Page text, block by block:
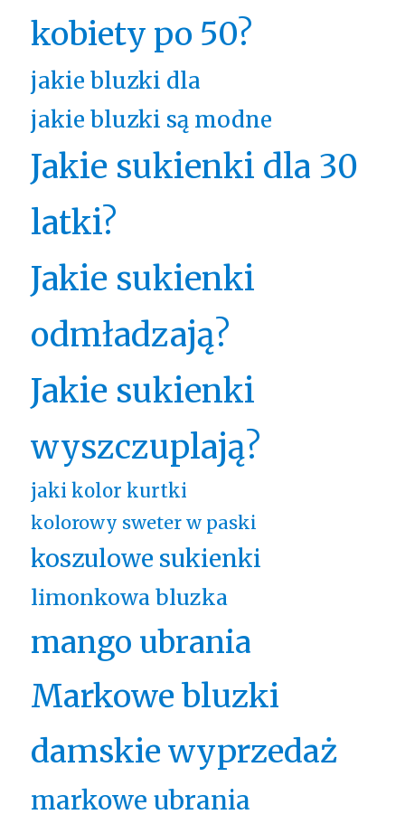
kobiety po 50?
jakie bluzki dla
jakie bluzki są modne
Jakie sukienki dla 30
latki?
Jakie sukienki
odmładzają?
Jakie sukienki
wyszczuplają?
jaki kolor kurtki
kolorowy sweter w paski
koszulowe sukienki
limonkowa bluzka
mango ubrania
Markowe bluzki
damskie wyprzedaż
markowe ubrania